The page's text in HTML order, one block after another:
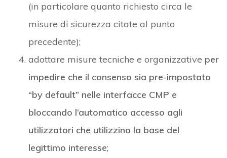
(in particolare quanto richiesto circa le
misure di sicurezza citate al punto
precedente);
adottare misure tecniche e organizzative per
impedire che il consenso sia pre-impostato
“by default” nelle interfacce CMP e
bloccando l’automatico accesso agli
utilizzatori che utilizzino la base del
legittimo interesse;